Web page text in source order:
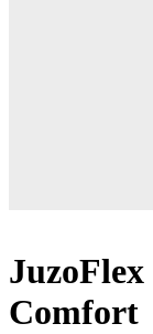
JuzoFlex
Comfort